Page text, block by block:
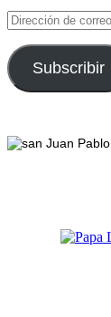
Dirección
de
correo
electrónico
Subscribir